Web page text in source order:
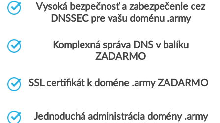
Vysoká bezpečnosť a zabezpečenie cez
DNSSEC pre vašu doménu .army
Komplexná správa DNS v balíku
ZADARMO
SSL certifikát k doméne .army ZADARMO
Jednoduchá administrácia domény .army